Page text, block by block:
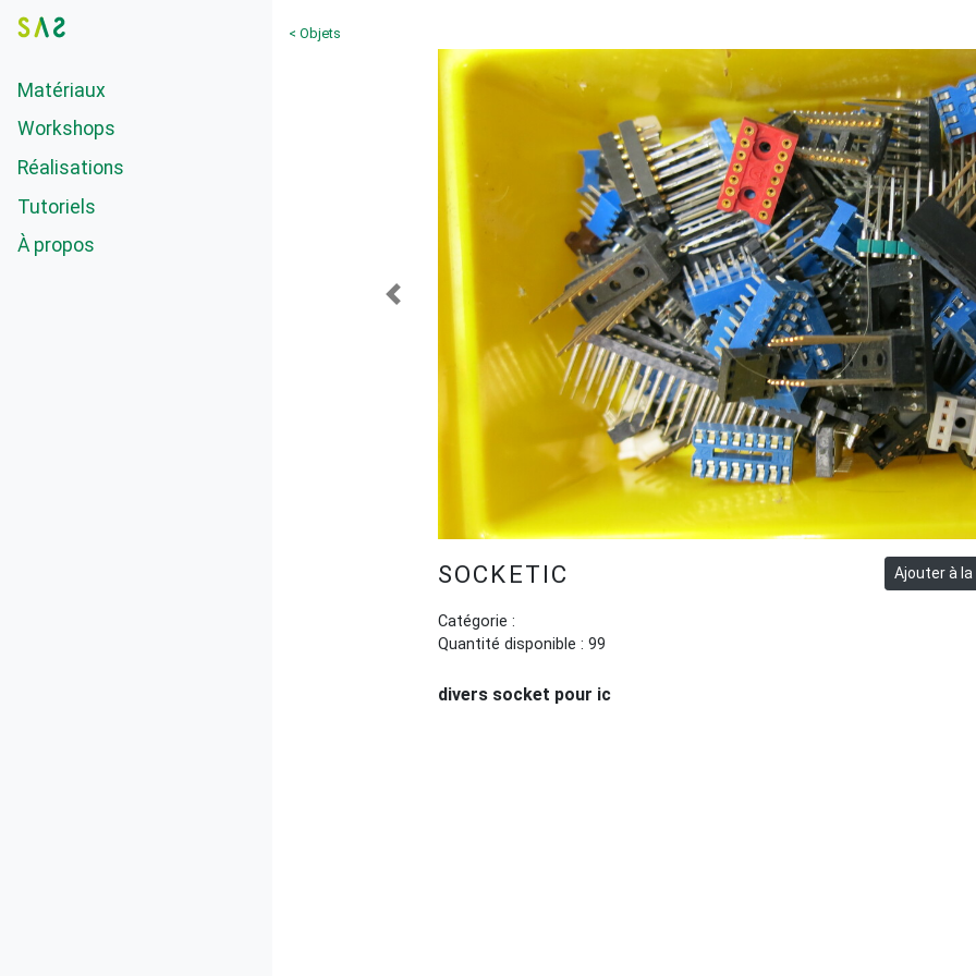
Matériaux
Workshops
Réalisations
Tutoriels
À propos
< Objets
Previous
SOCKETIC
Catégorie :
Quantité disponible : 99
divers socket pour ic